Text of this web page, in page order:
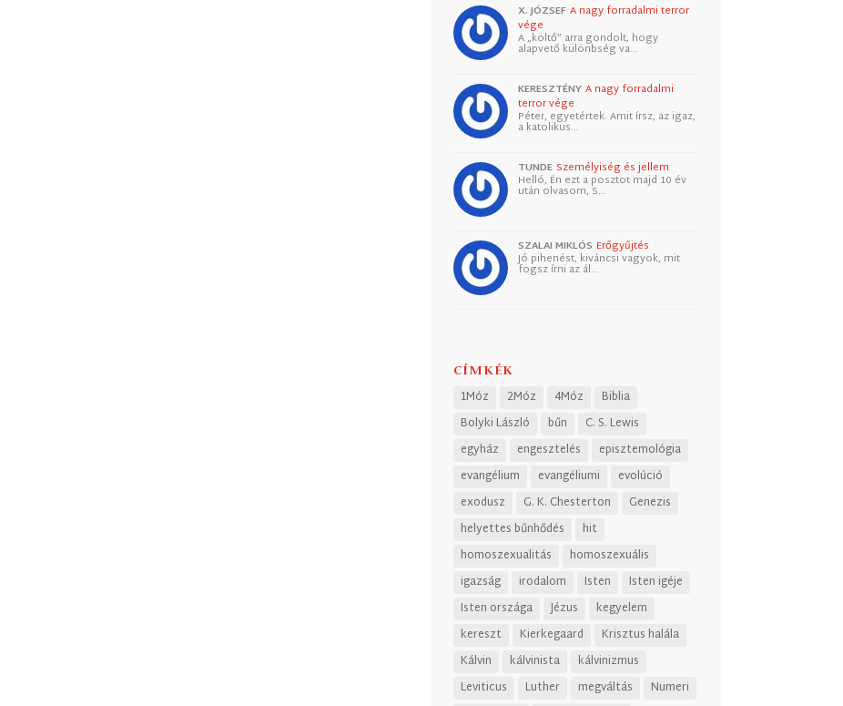
X. JÓZSEF A nagy forradalmi terror
vége
A „költő” arra gondolt, hogy
alapvető különbség va…
KERESZTÉNY A nagy forradalmi
terror vége
Péter, egyetértek. Amit írsz, az igaz,
a katolikus…
TUNDE Személyiség és jellem
Helló, Én ezt a posztot majd 10 év
után olvasom, S…
SZALAI MIKLÓS Erőgyűjtés
Jó pihenést, kiváncsi vagyok, mit
fogsz írni az ál…
CÍMKÉK
1Móz 2Móz 4Móz
Biblia
Bolyki László
bűn
C. S. Lewis
egyház
engesztelés
episztemológia
evangélium
evangéliumi
evolúció
exodusz
G. K. Chesterton
Genezis
helyettes bűnhődés
hit
homoszexualitás
homoszexuális
igazság
irodalom Isten
Isten igéje
Isten országa
Jézus
kegyelem
kereszt
Kierkegaard
Krisztus halála
Kálvin
kálvinista
kálvinizmus
Leviticus
Luther megváltás
Numeri